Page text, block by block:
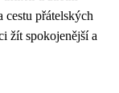
cestu přátelských
žít spokojenější a